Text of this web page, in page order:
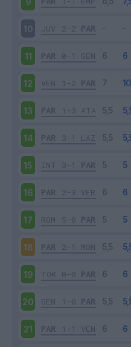
10 JUV 2-2 PAR
11 PAR 0-1 GEN
12 VEN 1-2 PAR
13 PAR 1-3 ATA
14 PAR 3-1 LAZ
15 INT 3-1 PAR
16 PAR 2-3 VER
17 ROM 5-0 PAR
18 PAR 2-1 MON
19 TOR 0-0 PAR
20 GEN 1-0 PAR
21 PAR 1-1 VEN